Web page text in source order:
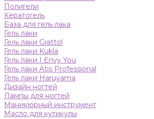
Полигели
Кератогель
База для гель лака
Гель лаки
Гель лаки Grattol
Гель лаки Kukla
Гель лаки I Envy You
Гель лаки Atis Professional
Гель лаки Haruyama
Дизайн ногтей
Лампы для ногтей
Маникюрный инструмент
Масло для кутикулы